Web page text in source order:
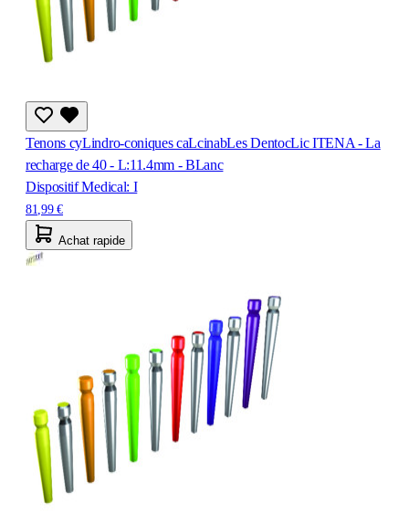
Tenons cyLindro-coniques caLcinabLes DentocLic ITENA - La
recharge de 40 - L:11.4mm - BLanc
Dispositif Medical: I
81,99 €
Achat rapide